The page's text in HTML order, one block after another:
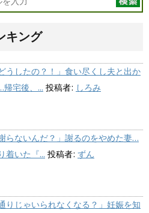
キング
うしたの？！」食い尽くし夫と出か
宅後、... 投稿者: しろみ
らないんだ？」謝るのをやめた妻…
着いた『... 投稿者: ずん
りじゃいられなくなる？」妊娠を知